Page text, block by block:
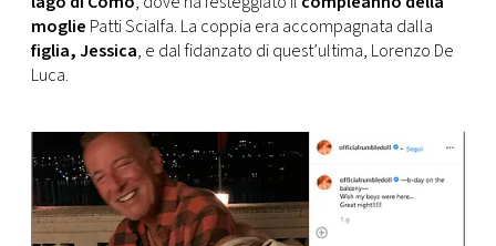
CONSIGLIA
moglie Patti Scialfa. La coppia era accompagnata dalla
figlia, Jessica, e dal fidanzato di quest’ultima, Lorenzo De
Luca.